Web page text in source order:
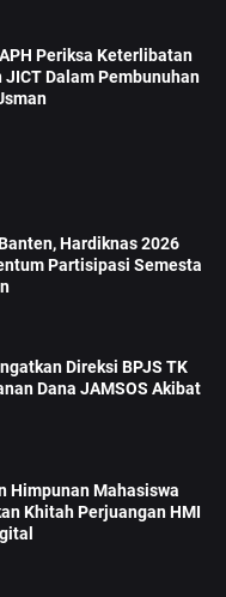
Periksa Keterlibatan
Dalam Pembunuhan
Hardiknas 2026
Partisipasi Semesta
Direksi BPJS TK
Dana JAMSOS Akibat
Himpunan Mahasiswa
Khitah Perjuangan HMI